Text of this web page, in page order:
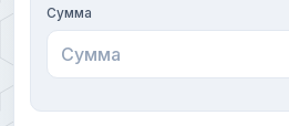
Сумма